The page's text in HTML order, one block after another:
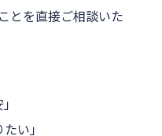
とを直接ご相談いた
い」